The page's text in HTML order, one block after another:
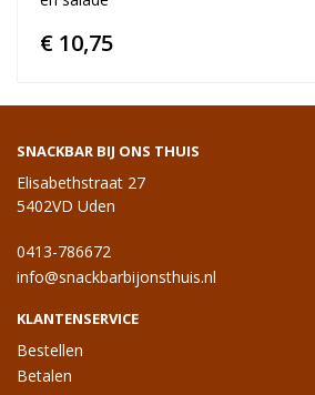
€ 10,75
SNACKBAR BIJ ONS THUIS
Elisabethstraat 27
5402VD Uden
0413-786672
info@snackbarbijonsthuis.nl
KLANTENSERVICE
Bestellen
Betalen